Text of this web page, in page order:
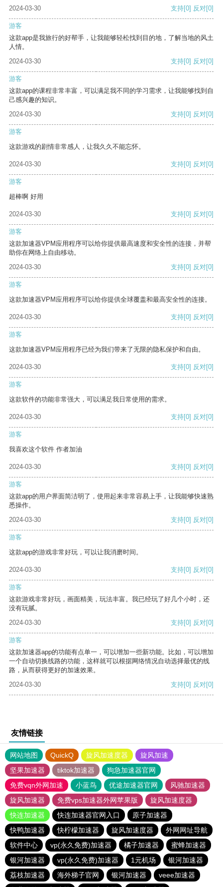
2024-03-30 支持[0] 反对[0]
游客
这款app是我旅行的好帮手，让我能够轻松找到目的地，了解当地的风土
人情。
2024-03-30
支持[0] 反对[0]
游客
这款app的课程非常丰富，可以满足我不同的学习需求，让我能够找到自
己感兴趣的知识。
2024-03-30
支持[0] 反对[0]
游客
这款游戏的剧情非常感人，让我久久不能忘怀。
2024-03-30 支持[0] 反对[0]
游客
超棒啊 好用
2024-03-30 支持[0] 反对[0]
游客
这款加速器VPM应用程序可以给你提供最高速度和安全性的连接，并帮
助你在网络上自由移动。
2024-03-30
支持[0] 反对[0]
游客
这款加速器VPM应用程序可以给你提供全球覆盖和最高安全性的连接。
2024-03-30 支持[0] 反对[0]
游客
这款加速器VPM应用程序已经为我们带来了无限的隐私保护和自由。
2024-03-30 支持[0] 反对[0]
游客
这款软件的功能非常强大，可以满足我日常使用的需求。
2024-03-30 支持[0] 反对[0]
游客
我喜欢这个软件 作者加油
2024-03-30 支持[0] 反对[0]
游客
这款app的用户界面简洁明了，使用起来非常容易上手，让我能够快速熟
悉操作。
2024-03-30
支持[0] 反对[0]
游客
这款app的游戏非常好玩，可以让我消磨时间。
2024-03-30 支持[0] 反对[0]
游客
这款游戏非常好玩，画面精美，玩法丰富。我已经玩了好几个小时，还
没有玩腻。
2024-03-30
支持[0] 反对[0]
游客
这款加速器app的功能有点单一，可以增加一些新功能。比如，可以增加
一个自动切换线路的功能，这样就可以根据网络情况自动选择最优的线
路，从而获得更好的加速效果。
2024-03-30
支持[0] 反对[0]
友情链接
网站地图 QuickQ 旋风加速度器
旋风加速
坚果加速器
tiktok加速器
狗急加速器官网
免费vqn外网加速
小蓝鸟 优途加速器官网
风驰加速器
旋风加速器
免费vps加速器外网苹果版
旋风加速度器
快连加速器
快连加速器官网入口
原子加速器
快鸭加速器
快柠檬加速器 旋风加速度器
外网网址导航
软件中心
vp(永久免费)加速器 橘子加速器
蜜蜂加速器
银河加速器
vp(永久免费)加速器 1元机场
银河加速器
荔枝加速器
海外梯子官网 银河加速器
veee加速器